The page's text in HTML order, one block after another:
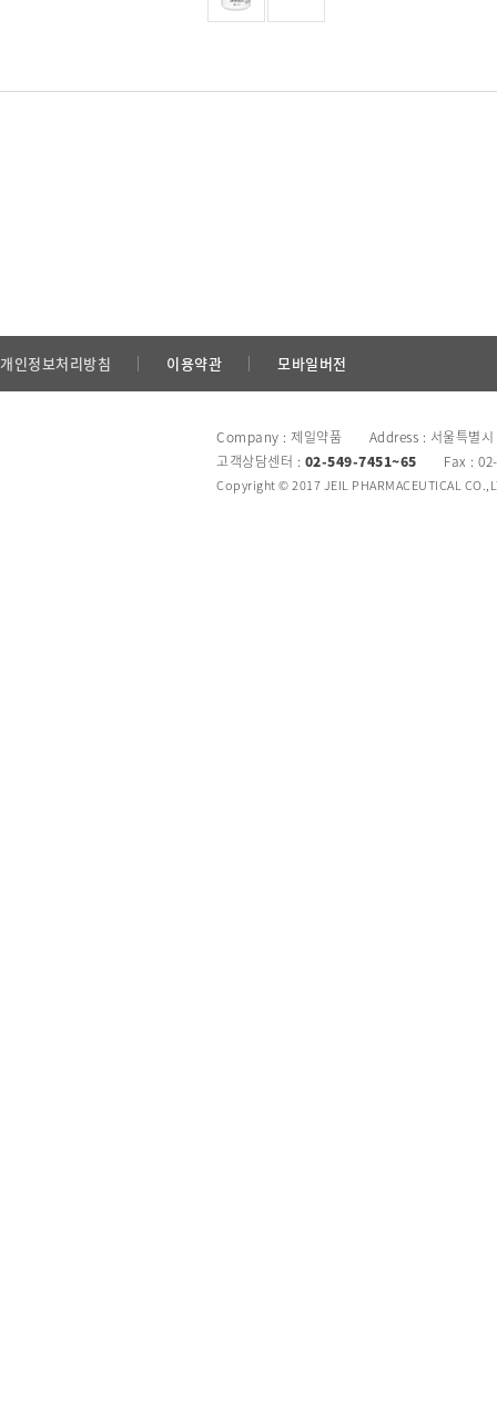
개인정보처리방침 이용약관 모바일버전
Company : 제일약품 Address : 서울특별시
고객상담센터 : 02-549-7451~65 Fax :
Copyright © 2017 JEIL PHARMACEUTICAL